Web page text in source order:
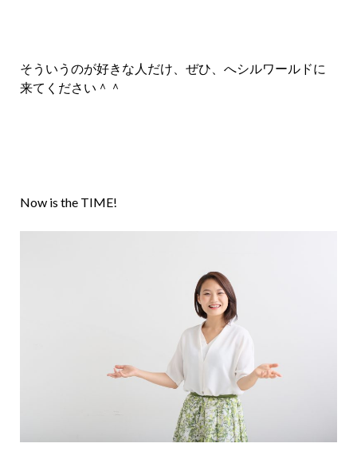
そういうのが好きな人だけ、ぜひ、へシルワールドに
来てください＾＾
Now is the TIME!